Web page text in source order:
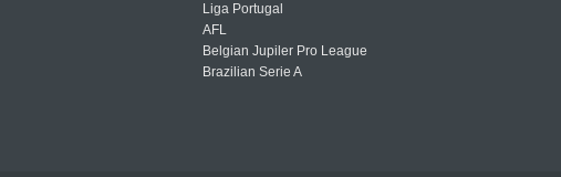
Liga Portugal
AFL
Belgian Jupiler Pro League
Brazilian Serie A